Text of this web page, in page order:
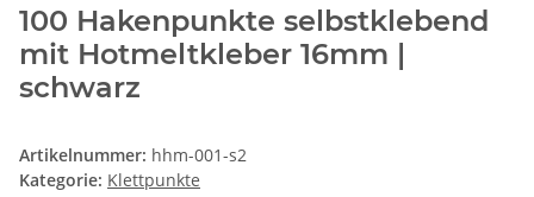
100 Hakenpunkte selbstklebend
mit Hotmeltkleber 16mm |
schwarz
Artikelnummer: hhm-001-s2
Kategorie: Klettpunkte